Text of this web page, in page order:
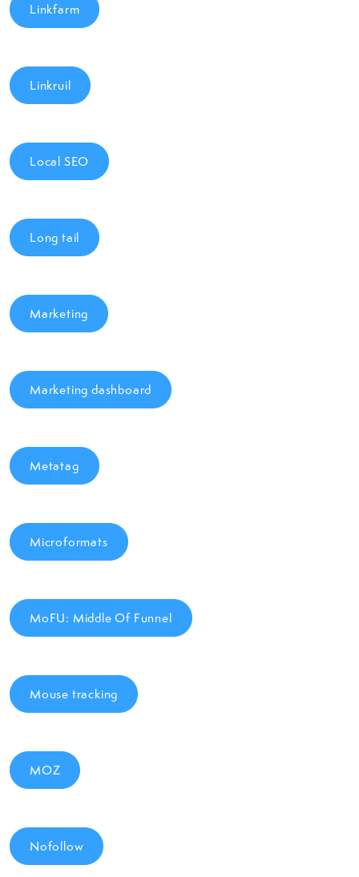
Linkfarm
Linkruil
Local SEO
Long tail
Marketing
Marketing dashboard
Metatag
Microformats
MoFU: Middle Of Funnel
Mouse tracking
MOZ
Nofollow